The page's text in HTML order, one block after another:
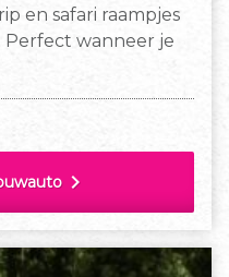
en safari raampjes
wanneer je
chevron_right